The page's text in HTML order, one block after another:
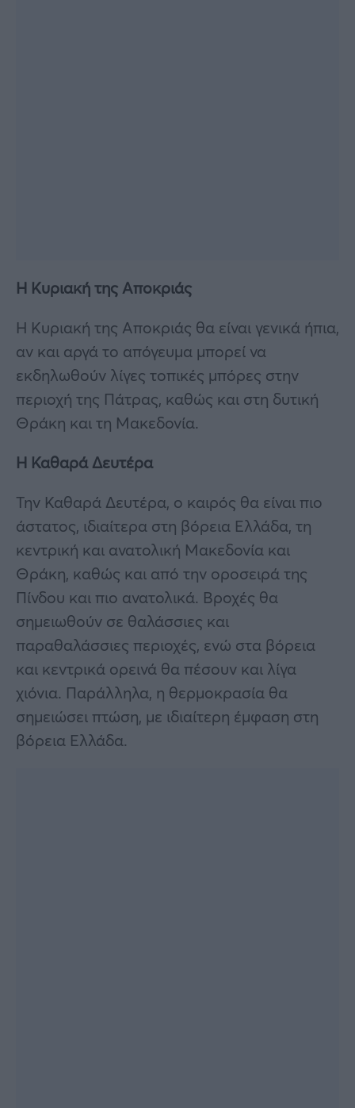
Η Κυριακή της Αποκριάς
Η Κυριακή της Αποκριάς θα είναι γενικά ήπια,
αν και αργά το απόγευμα μπορεί να
εκδηλωθούν λίγες τοπικές μπόρες στην
περιοχή της Πάτρας, καθώς και στη δυτική
Θράκη και τη Μακεδονία.
Η Καθαρά Δευτέρα
Την Καθαρά Δευτέρα, ο καιρός θα είναι πιο
άστατος, ιδιαίτερα στη βόρεια Ελλάδα, τη
κεντρική και ανατολική Μακεδονία και
Θράκη, καθώς και από την οροσειρά της
Πίνδου και πιο ανατολικά. Βροχές θα
σημειωθούν σε θαλάσσιες και
παραθαλάσσιες περιοχές, ενώ στα βόρεια
και κεντρικά ορεινά θα πέσουν και λίγα
χιόνια. Παράλληλα, η θερμοκρασία θα
σημειώσει πτώση, με ιδιαίτερη έμφαση στη
βόρεια Ελλάδα.